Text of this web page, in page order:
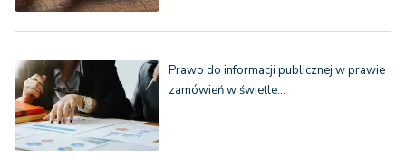
Prawo do informacji publicznej w prawie
zamówień w świetle…